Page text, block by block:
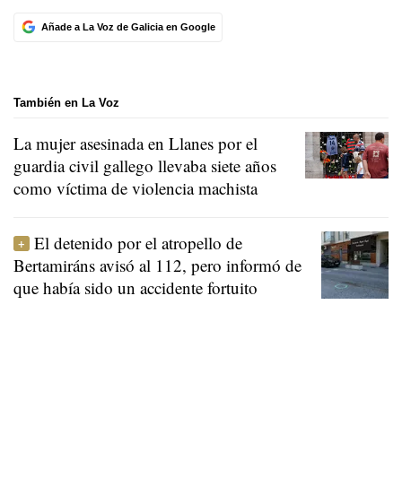
Añade a La Voz de Galicia en Google
También en La Voz
La mujer asesinada en Llanes por el
guardia civil gallego llevaba siete años
como víctima de violencia machista
El detenido por el atropello de
Bertamiráns avisó al 112, pero informó de
que había sido un accidente fortuito